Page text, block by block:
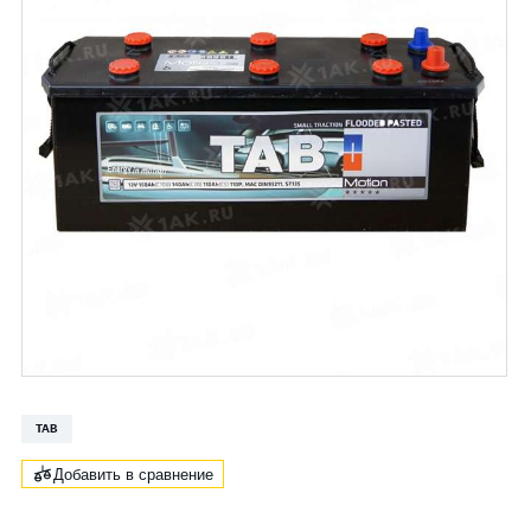
TAB
Добавить в сравнение